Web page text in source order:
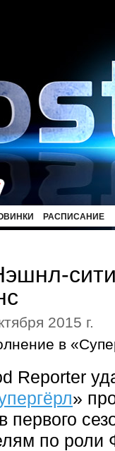
РАСПИСАНИЕ
2015 г.
в
Reporter
»
первого
по роли